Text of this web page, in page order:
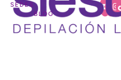
SEDES
BLOG